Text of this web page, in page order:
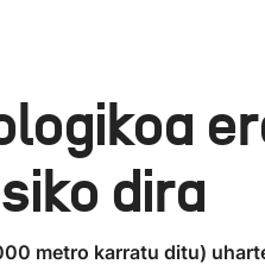
dira
metro karratu ditu)